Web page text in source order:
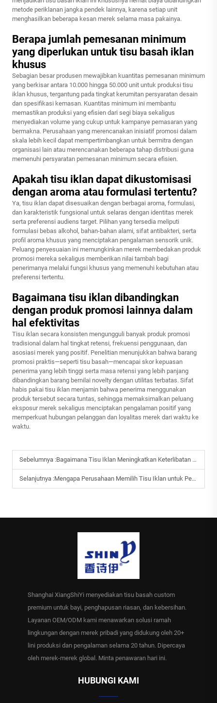
metode periklanan jangka pendek lainnya, karena setiap unit
menghasilkan beberapa kesan merek selama masa pakainya.
Berapa jumlah pemesanan minimum
yang diperlukan untuk tisu basah iklan
khusus
Sebagian besar produsen mewajibkan kuantitas pemesanan minimum
yang berkisar antara 10.000 hingga 50.000 unit untuk produksi tisu
iklan khusus, tergantung pada tingkat kerumitan persyaratan desain
dan spesifikasi kemasan. Kuantitas minimum ini membantu
memastikan produksi yang efisien dari segi biaya sekaligus
menyediakan volume yang cukup untuk kampanye pemasaran yang
bermakna. Perusahaan yang merencanakan inisiatif promosi dalam
skala lebih kecil dapat mempertimbangkan untuk bermitra dengan
organisasi lain atau merencanakan beberapa tahap distribusi guna
memenuhi persyaratan pemesanan minimum secara efisien.
Apakah tisu iklan dapat dikustomisasi
dengan aroma atau formulasi tertentu?
Ya, tisu iklan dapat disesuaikan dengan berbagai aroma, formulasi,
dan karakteristik fungsional untuk selaras dengan identitas merek
serta preferensi audiens target. Pilihan yang tersedia meliputi
formulasi bebas alkohol, bahan-bahan alami, sifat antibakteri, serta
profil aroma khusus yang menciptakan pengalaman sensorik unik.
Peluang penyesuaian ini memungkinkan merek membedakan produk
promosi mereka sekaligus memberikan nilai tambah bagi
penerimanya melalui fungsi khusus yang memenuhi kebutuhan atau
preferensi tertentu.
Bagaimana tisu iklan dibandingkan
dengan produk promosi lainnya dalam
hal efektivitas
Tisu iklan secara konsisten mengungguli banyak produk promosi
tradisional dalam hal tingkat retensi, frekuensi penggunaan, dan
asosiasi merek yang positif. Penelitian menunjukkan bahwa barang
promosi praktis—seperti tisu basah—mencapai skor kepuasan
penerima yang lebih tinggi serta masa retensi yang lebih panjang
dibandingkan barang bernilai novelty dengan utilitas terbatas. Sifat
habis pakai tisu iklan menjamin bahwa penerima menggunakan
produk tersebut secara tuntas, sehingga memaksimalkan peluang
eksposur merek sekaligus menciptakan pengalaman positif yang
memperkuat hubungan pelanggan dan loyalitas merek dari waktu ke
waktu.
Sebelumnya :Bagaimana Tisu Iklan Meningkatkan Keterlibatan Pelanggan?
Selanjutnya :Mengapa Perusahaan Memilih Tisu Iklan untuk Pemasaran?
Shanghai XiangShiYi menyediakan tisu basah custom
premium untuk bayi, penghapusan riasan, dan kebersihan.
Layanan OEM/ODM kami menawarkan solusi ramah
lingkungan dengan merek pribadi yang didukung oleh 20+
lini produksi dan pengalaman selama 20 tahun. Dipercaya
oleh merek-merek global. Minta penawaran hari ini.
HUBUNGI KAMI